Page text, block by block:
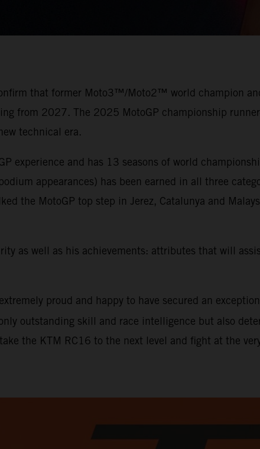
that former Moto3™/Moto2™ world champion
from 2027. The 2025 MotoGP championship
technical era.
experience and has 13 seasons of world
appearances) has been earned in all three
the MotoGP top step in Jerez, Catalunya and
as well as his achievements: attributes that will
proud and happy to have secured an
outstanding skill and race intelligence but also
the KTM RC16 to the next level and fight at the